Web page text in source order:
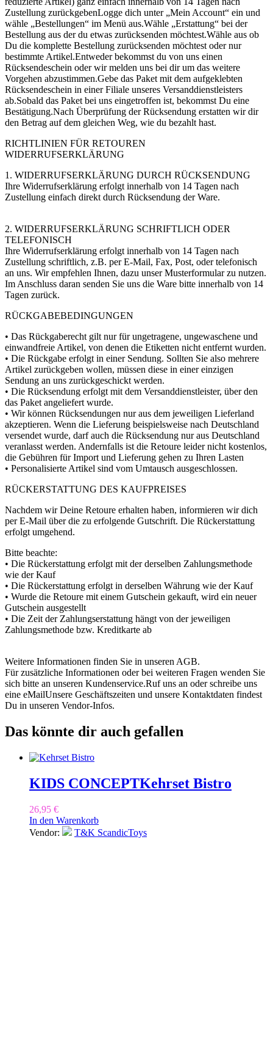
Zustellung zurückgebenLogge dich unter „Mein Account“ ein und
wähle „Bestellungen“ im Menü aus.Wähle „Erstattung“ bei der
Bestellung aus der du etwas zurücksenden möchtest.Wähle aus ob
Du die komplette Bestellung zurücksenden möchtest oder nur
bestimmte Artikel.Entweder bekommst du von uns einen
Rücksendeschein oder wir melden uns bei dir um das weitere
Vorgehen abzustimmen.Gebe das Paket mit dem aufgeklebten
Rücksendeschein in einer Filiale unseres Versanddienstleisters
ab.Sobald das Paket bei uns eingetroffen ist, bekommst Du eine
Bestätigung.Nach Überprüfung der Rücksendung erstatten wir dir
den Betrag auf dem gleichen Weg, wie du bezahlt hast.
RICHTLINIEN FÜR RETOUREN
WIDERRUFSERKLÄRUNG
1. WIDERRUFSERKLÄRUNG DURCH RÜCKSENDUNG
Ihre Widerrufserklärung erfolgt innerhalb von 14 Tagen nach
Zustellung einfach direkt durch Rücksendung der Ware.
2. WIDERRUFSERKLÄRUNG SCHRIFTLICH ODER
TELEFONISCH
Ihre Widerrufserklärung erfolgt innerhalb von 14 Tagen nach
Zustellung schriftlich, z.B. per E-Mail, Fax, Post, oder telefonisch
an uns. Wir empfehlen Ihnen, dazu unser Musterformular zu nutzen.
Im Anschluss daran senden Sie uns die Ware bitte innerhalb von 14
Tagen zurück.
RÜCKGABEBEDINGUNGEN
• Das Rückgaberecht gilt nur für ungetragene, ungewaschene und
einwandfreie Artikel, von denen die Etiketten nicht entfernt wurden.
• Die Rückgabe erfolgt in einer Sendung. Sollten Sie also mehrere
Artikel zurückgeben wollen, müssen diese in einer einzigen
Sendung an uns zurückgeschickt werden.
• Die Rücksendung erfolgt mit dem Versanddienstleister, über den
das Paket angeliefert wurde.
• Wir können Rücksendungen nur aus dem jeweiligen Lieferland
akzeptieren. Wenn die Lieferung beispielsweise nach Deutschland
versendet wurde, darf auch die Rücksendung nur aus Deutschland
veranlasst werden. Andernfalls ist die Retoure leider nicht kostenlos,
die Gebühren für Import und Lieferung gehen zu Ihren Lasten
• Personalisierte Artikel sind vom Umtausch ausgeschlossen.
RÜCKERSTATTUNG DES KAUFPREISES
Nachdem wir Deine Retoure erhalten haben, informieren wir dich
per E-Mail über die zu erfolgende Gutschrift. Die Rückerstattung
erfolgt umgehend.
Bitte beachte:
• Die Rückerstattung erfolgt mit der derselben Zahlungsmethode
wie der Kauf
• Die Rückerstattung erfolgt in derselben Währung wie der Kauf
• Wurde die Retoure mit einem Gutschein gekauft, wird ein neuer
Gutschein ausgestellt
• Die Zeit der Zahlungserstattung hängt von der jeweiligen
Zahlungsmethode bzw. Kreditkarte ab
Weitere Informationen finden Sie in unseren AGB.
Für zusätzliche Informationen oder bei weiteren Fragen wenden Sie
sich bitte an unseren Kundenservice.Ruf uns an oder schreibe uns
eine eMailUnsere Geschäftszeiten und unsere Kontaktdaten findest
Du in unseren Vendor-Infos.
Das könnte dir auch gefallen
KIDS CONCEPTKehrset Bistro
26,95 €
In den Warenkorb
Vendor:
T&K ScandicToys